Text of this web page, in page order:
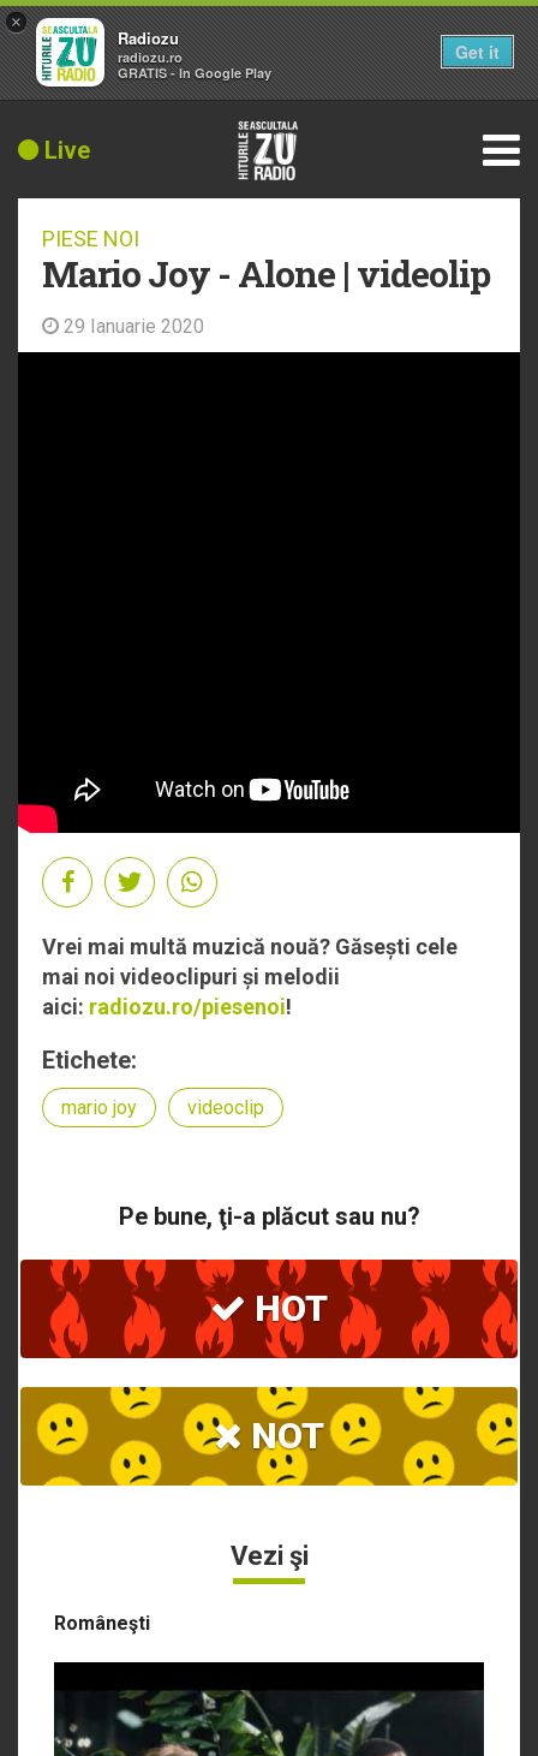
Live
PIESE NOI
Mario Joy - Alone | videolip
29 Ianuarie 2020
Vrei mai multă muzică nouă? Găsești cele
mai noi videoclipuri și melodii
aici: radiozu.ro/piesenoi!
Etichete:
mario joy videoclip
Pe bune, ţi-a plăcut sau nu?
HOT
NOT
Vezi şi
Româneşti
×
Radiozu
radiozu.ro
GRATIS - In Google Play
Get it